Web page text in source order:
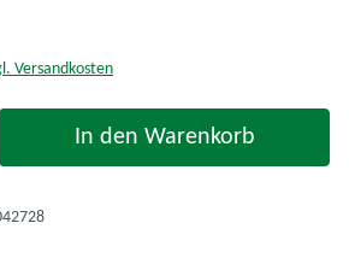
Versandkosten
Gib den gewünschten Wert
In den Warenkorb